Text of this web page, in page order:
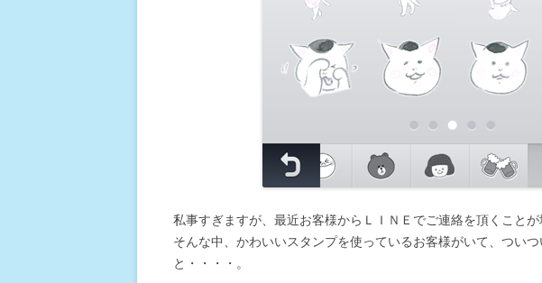
私事すぎますが、最近お客様からＬＩＮＥでご連絡を頂くことが
そんな中、かわいいスタンプを使っているお客様がいて、つい
と・・・・。